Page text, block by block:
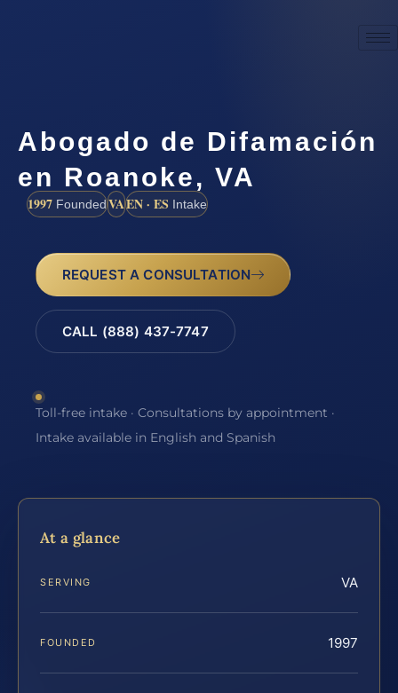
Abogado de Difamación
en Roanoke, VA
1997 FoundedVAEN · ES Intake
REQUEST A CONSULTATION
CALL (888) 437-7747
Toll-free intake · Consultations by appointment ·
Intake available in English and Spanish
At a glance
SERVING VA
FOUNDED 1997